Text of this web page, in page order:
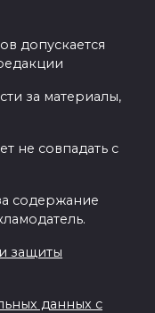
допускается
за материалы,
не совпадать с
содержание
защиты
данных с